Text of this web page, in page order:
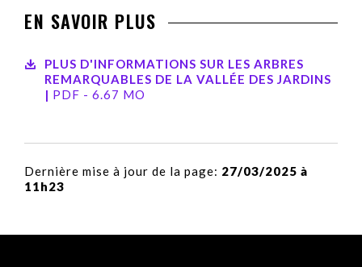
EN SAVOIR PLUS
PLUS D'INFORMATIONS SUR LES ARBRES
REMARQUABLES DE LA VALLÉE DES JARDINS
| PDF - 6.67 MO
Dernière mise à jour de la page: 27/03/2025 à
11h23